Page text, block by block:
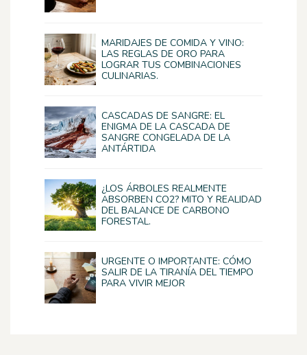
MARIDAJES DE COMIDA Y VINO:
LAS REGLAS DE ORO PARA
LOGRAR TUS COMBINACIONES
CULINARIAS.
CASCADAS DE SANGRE: EL
ENIGMA DE LA CASCADA DE
SANGRE CONGELADA DE LA
ANTÁRTIDA
¿LOS ÁRBOLES REALMENTE
ABSORBEN CO2? MITO Y REALIDAD
DEL BALANCE DE CARBONO
FORESTAL.
URGENTE O IMPORTANTE: CÓMO
SALIR DE LA TIRANÍA DEL TIEMPO
PARA VIVIR MEJOR